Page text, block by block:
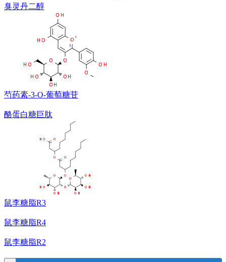
臭灵丹二醇
芍药素-3-O-葡萄糖苷
酪蛋白糖巨肽
鼠李糖脂R3
鼠李糖脂R4
鼠李糖脂R2